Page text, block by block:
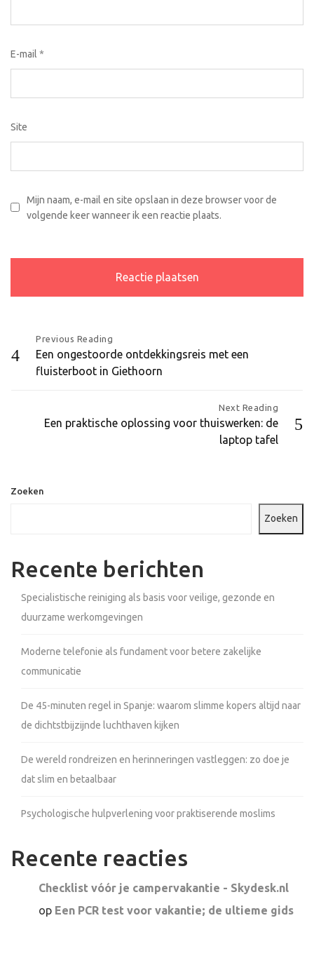
E-mail *
Site
Mijn naam, e-mail en site opslaan in deze browser voor de
volgende keer wanneer ik een reactie plaats.
Bericht
navigatie
Previous Reading
Een ongestoorde ontdekkingsreis met een
fluisterboot in Giethoorn
Next Reading
Een praktische oplossing voor thuiswerken: de
laptop tafel
Zoeken
Zoeken
Recente berichten
Specialistische reiniging als basis voor veilige, gezonde en
duurzame werkomgevingen
Moderne telefonie als fundament voor betere zakelijke
communicatie
De 45-minuten regel in Spanje: waarom slimme kopers altijd naar
de dichtstbijzijnde luchthaven kijken
De wereld rondreizen en herinneringen vastleggen: zo doe je
dat slim en betaalbaar
Psychologische hulpverlening voor praktiserende moslims
Recente reacties
Checklist vóór je campervakantie - Skydesk.nl
op Een PCR test voor vakantie; de ultieme gids